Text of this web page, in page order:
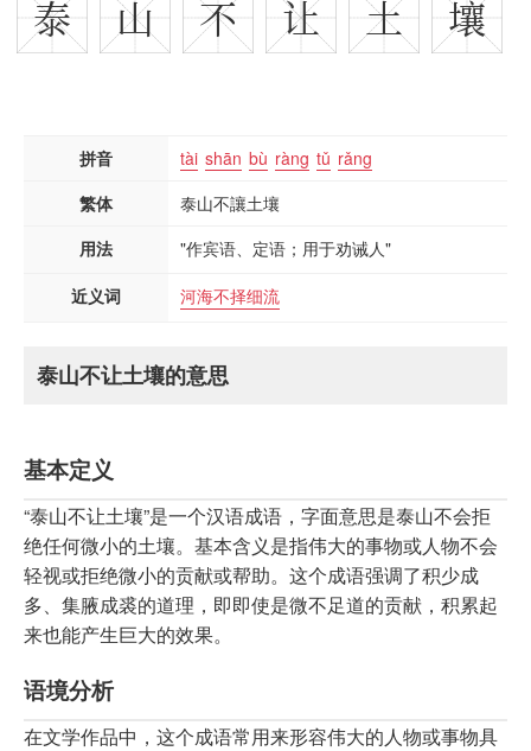
泰 山 不 让 土 壤
拼音 tài shān bù ràng tǔ rǎng
繁体
泰山不讓土壤
用法
"作宾语、定语；用于劝诫人"
近义词
河海不择细流
泰山不让土壤的意思
基本定义
“泰山不让土壤”是一个汉语成语，字面意思是泰山不会拒
绝任何微小的土壤。基本含义是指伟大的事物或人物不会
轻视或拒绝微小的贡献或帮助。这个成语强调了积少成
多、集腋成裘的道理，即即使是微不足道的贡献，积累起
来也能产生巨大的效果。
语境分析
在文学作品中，这个成语常用来形容伟大的人物或事物具